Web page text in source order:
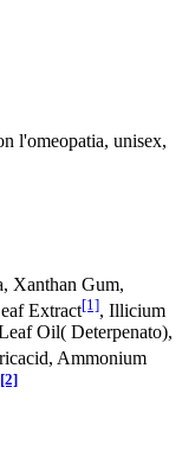
l'omeopatia, unisex,
Xanthan Gum,
Extract[1], Illicium
Oil( Deterpenato),
Ammonium
[2]